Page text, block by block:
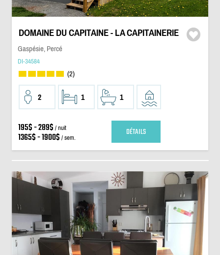
DOMAINE DU CAPITAINE - LA CAPITAINERIE
Gaspésie, Percé
DI-34584
(2)
2 1 1
195$ - 289$ / nuit
1365$ - 1900$ / sem. DÉTAILS